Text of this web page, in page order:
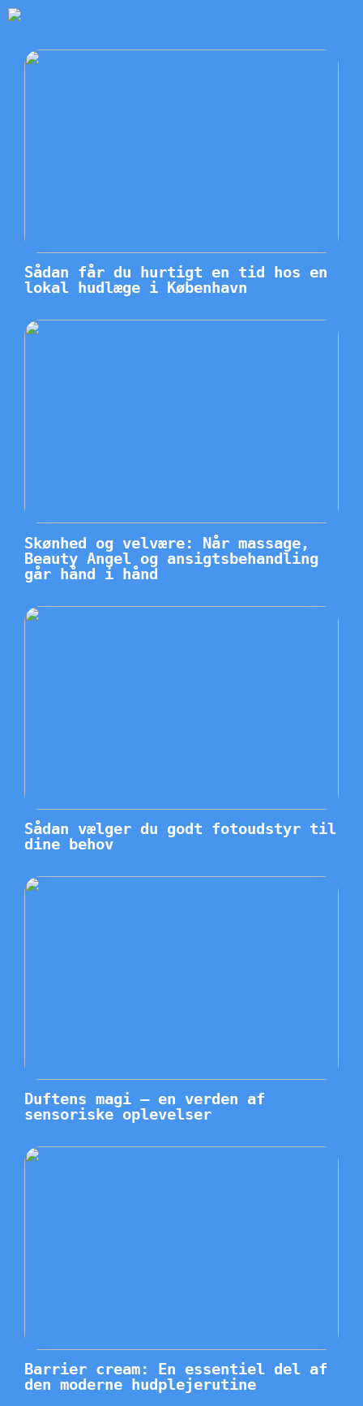
Sådan får du hurtigt en tid hos en
lokal hudlæge i København
Skønhed og velvære: Når massage,
Beauty Angel og ansigtsbehandling
går hånd i hånd
Sådan vælger du godt fotoudstyr til
dine behov
Duftens magi – en verden af
sensoriske oplevelser
Barrier cream: En essentiel del af
den moderne hudplejerutine